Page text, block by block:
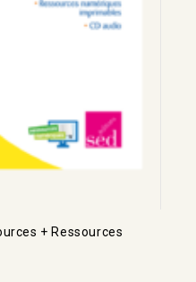
+ Ressources